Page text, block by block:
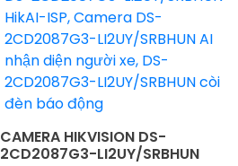
CAMERA HIKVISION DS-
2CD2087G3-LI2UY/SRBHUN